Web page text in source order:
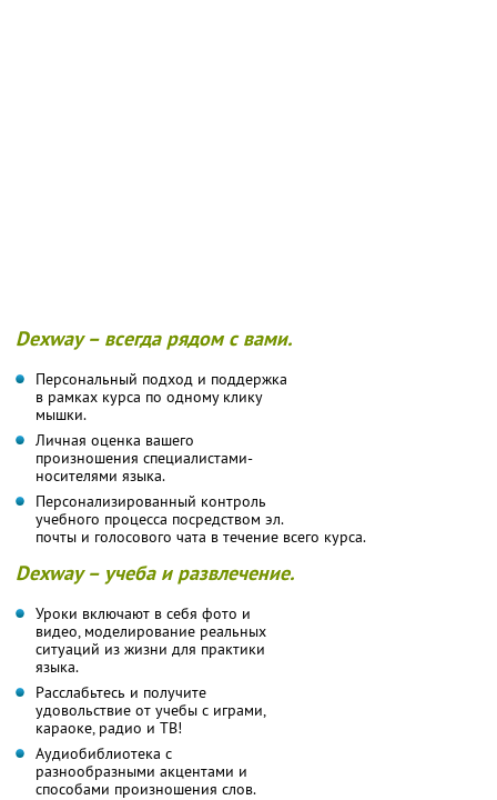
Dexway – всегда рядом с вами.
Персональный подход и поддержка
в рамках курса по одному клику
мышки.
Личная оценка вашего
произношения специалистами-
носителями языка.
Персонализированный контроль
учебного процесса посредством эл.
почты и голосового чата в течение всего курса.
Dexway – учеба и развлечение.
Уроки включают в себя фото и
видео, моделирование реальных
ситуаций из жизни для практики
языка.
Расслабьтесь и получите
удовольствие от учебы с играми,
караоке, радио и ТВ!
Аудиобиблиотека с
разнообразными акцентами и
способами произношения слов.